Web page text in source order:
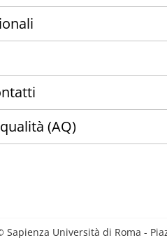
(AQ)
Sapienza Università di Roma -